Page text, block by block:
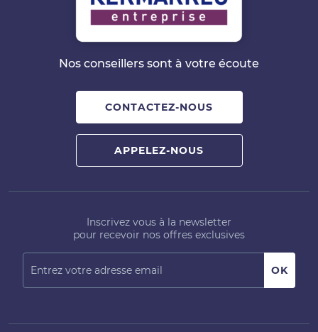
Nos conseillers sont à votre écoute
CONTACTEZ-NOUS
APPELEZ-NOUS
Inscrivez vous à la newsletter
pour recevoir nos offres exclusives